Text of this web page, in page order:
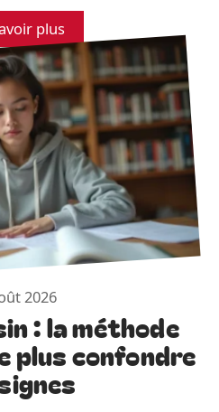
plus
2026
: la méthode
plus confondre